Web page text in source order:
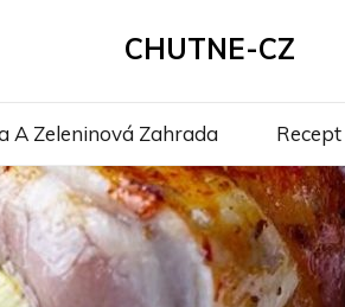
CHUTNE-CZ
A Zeleninová Zahrada Recept